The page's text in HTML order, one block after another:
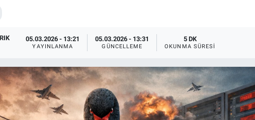
05.03.2026 - 13:21
YAYINLANMA
05.03.2026 - 13:31
GÜNCELLEME
5 DK
OKUNMA SÜRESI